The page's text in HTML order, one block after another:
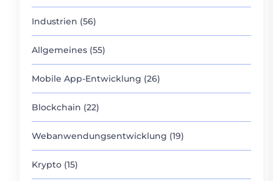
Industrien (56)
Allgemeines (55)
Mobile App-Entwicklung (26)
Blockchain (22)
Webanwendungsentwicklung (19)
Krypto (15)